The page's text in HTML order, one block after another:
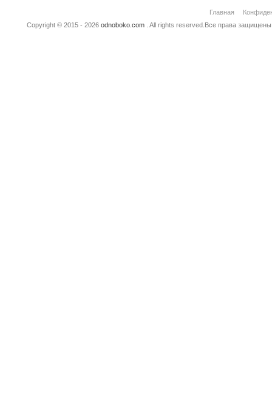
Главная
Copyright © 2015 - 2026 odnoboko.com. All rights reserved.Все права защищены.